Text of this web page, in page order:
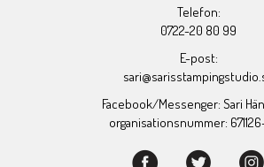
Telefon:
0722-20 80 99
E-post:
Facebook/Messenger: Sari
organisationsnummer: